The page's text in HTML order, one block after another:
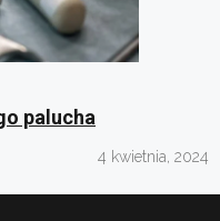
palucha
4 kwietnia, 2024